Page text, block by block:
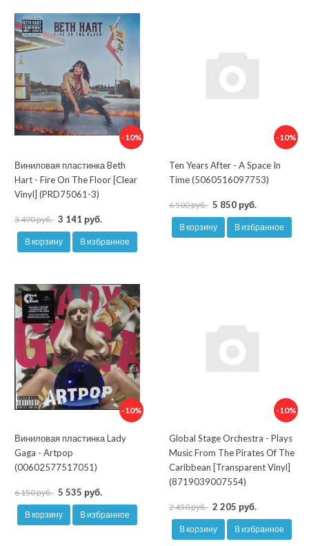
-10%
Виниловая пластинка Beth
Hart - Fire On The Floor [Clear
Vinyl] (PRD75061-3)
3 490 руб. 3 141 руб.
В корзину В избранное
-10%
Ten Years After - A Space In
Time (5060516097753)
6 500 руб. 5 850 руб.
В корзину В избранное
-10%
Виниловая пластинка Lady
Gaga - Artpop
(00602577517051)
6 150 руб. 5 535 руб.
В корзину В избранное
-10%
Global Stage Orchestra - Plays
Music From The Pirates Of The
Caribbean [Transparent Vinyl]
(8719039007554)
2 450 руб. 2 205 руб.
В корзину В избранное